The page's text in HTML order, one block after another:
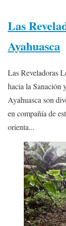
Las
Ayahuasca
Las Reveladoras
hacia la Sanación
Ayahuasca son
en compañía de
orienta...